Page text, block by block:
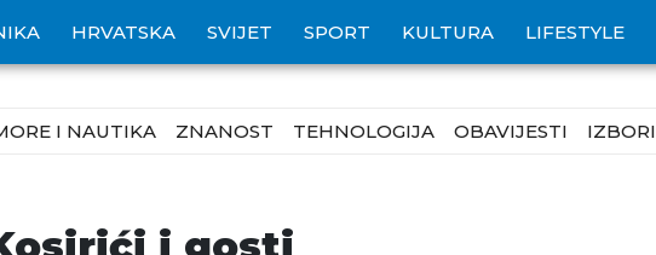
HRVATSKA SVIJET SPORT KULTURA LIFESTYLE
I NAUTIKA ZNANOST TEHNOLOGIJA OBAVIJESTI IZBORI